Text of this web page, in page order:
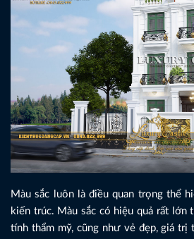
Màu sắc luôn là điều quan trọng thể
kiến trúc. Màu sắc có hiệu quả rất lớn
tính thẩm mỹ, cũng như vẻ đẹp, giá trị